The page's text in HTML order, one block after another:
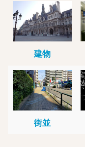
建物
街並